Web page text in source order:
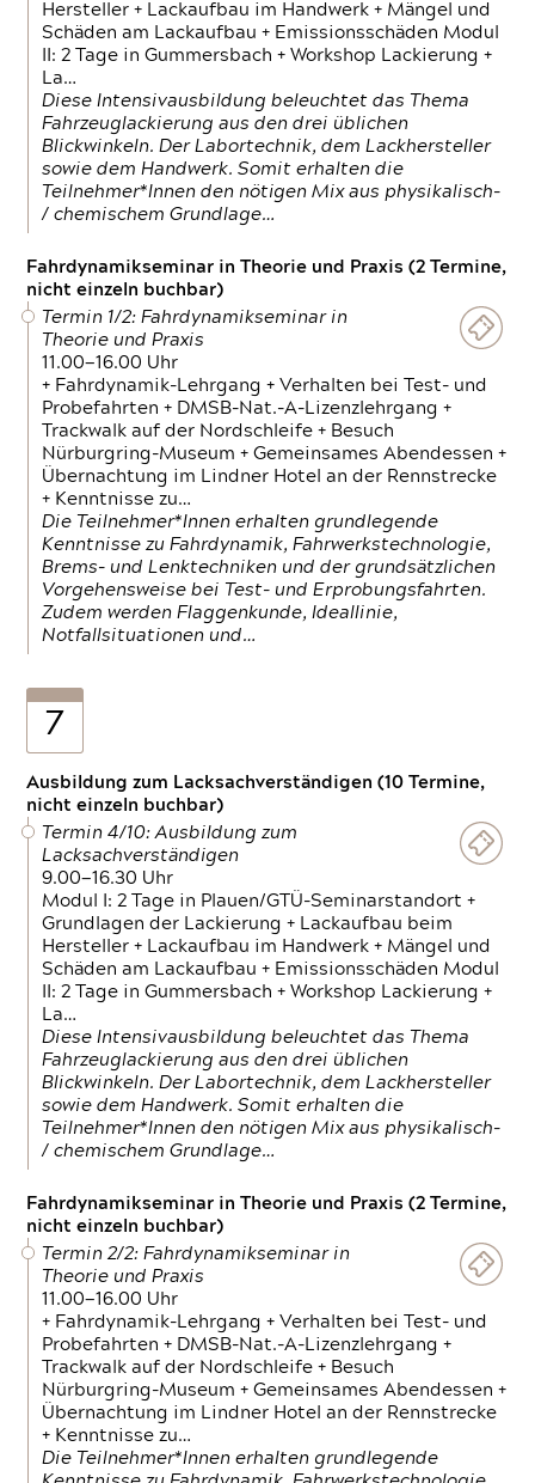
Hersteller + Lackaufbau im Handwerk + Mängel und
Schäden am Lackaufbau + Emissionsschäden Modul
II: 2 Tage in Gummersbach + Workshop Lackierung +
La…
Diese Intensivausbildung beleuchtet das Thema
Fahrzeuglackierung aus den drei üblichen
Blickwinkeln. Der Labortechnik, dem Lackhersteller
sowie dem Handwerk. Somit erhalten die
Teilnehmer*Innen den nötigen Mix aus physikalisch-
/ chemischem Grundlage…
Fahrdynamikseminar in Theorie und Praxis (2 Termine,
nicht einzeln buchbar)
Termin 1/2: Fahrdynamikseminar in
Theorie und Praxis
11.00—16.00 Uhr
+ Fahrdynamik-Lehrgang + Verhalten bei Test- und
Probefahrten + DMSB-Nat.-A-Lizenzlehrgang +
Trackwalk auf der Nordschleife + Besuch
Nürburgring-Museum + Gemeinsames Abendessen +
Übernachtung im Lindner Hotel an der Rennstrecke
+ Kenntnisse zu…
Die Teilnehmer*Innen erhalten grundlegende
Kenntnisse zu Fahrdynamik, Fahrwerkstechnologie,
Brems- und Lenktechniken und der grundsätzlichen
Vorgehensweise bei Test- und Erprobungsfahrten.
Zudem werden Flaggenkunde, Ideallinie,
Notfallsituationen und…
7
Ausbildung zum Lacksachverständigen (10 Termine,
nicht einzeln buchbar)
Termin 4/10: Ausbildung zum
Lacksachverständigen
9.00—16.30 Uhr
Modul I: 2 Tage in Plauen/GTÜ-Seminarstandort +
Grundlagen der Lackierung + Lackaufbau beim
Hersteller + Lackaufbau im Handwerk + Mängel und
Schäden am Lackaufbau + Emissionsschäden Modul
II: 2 Tage in Gummersbach + Workshop Lackierung +
La…
Diese Intensivausbildung beleuchtet das Thema
Fahrzeuglackierung aus den drei üblichen
Blickwinkeln. Der Labortechnik, dem Lackhersteller
sowie dem Handwerk. Somit erhalten die
Teilnehmer*Innen den nötigen Mix aus physikalisch-
/ chemischem Grundlage…
Fahrdynamikseminar in Theorie und Praxis (2 Termine,
nicht einzeln buchbar)
Termin 2/2: Fahrdynamikseminar in
Theorie und Praxis
11.00—16.00 Uhr
+ Fahrdynamik-Lehrgang + Verhalten bei Test- und
Probefahrten + DMSB-Nat.-A-Lizenzlehrgang +
Trackwalk auf der Nordschleife + Besuch
Nürburgring-Museum + Gemeinsames Abendessen +
Übernachtung im Lindner Hotel an der Rennstrecke
+ Kenntnisse zu…
Die Teilnehmer*Innen erhalten grundlegende